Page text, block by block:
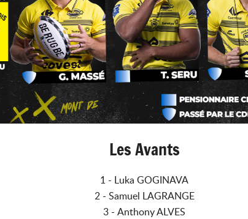
Les Avants
1 - Luka GOGINAVA
2 - Samuel LAGRANGE
3 - Anthony ALVES